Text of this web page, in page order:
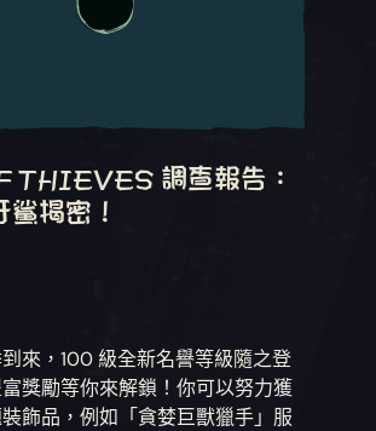
THIEVES 調查報告：
揭密！
來，100 級全新名譽等級隨之登
獎勵等你來解鎖！你可以努力獲
飾品，例如「貪婪巨獸獵手」服